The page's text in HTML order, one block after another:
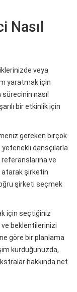
Nasıl
veya
yaratmak için
nasıl
bir etkinlik için
gereken birçok
yetenekli dansçılarla
referanslarına ve
atarak şirketin
şirketi seçmek
için seçtiğiniz
ve beklentilerinizi
göre bir planlama
kurduğunuzda,
hakkında net